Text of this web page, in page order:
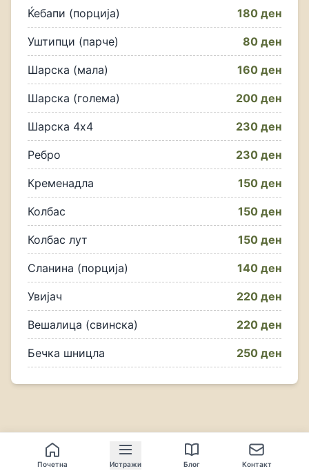
Ќебапи (порција) 180 ден
Уштипци (парче) 80 ден
Шарска (мала) 160 ден
Шарска (голема) 200 ден
Шарска 4x4 230 ден
Ребро 230 ден
Кременадла 150 ден
Колбас 150 ден
Колбас лут 150 ден
Сланина (порција) 140 ден
Увијач 220 ден
Вешалица (свинска) 220 ден
Бечка шницла 250 ден
Почетна Истражи Блог Контакт